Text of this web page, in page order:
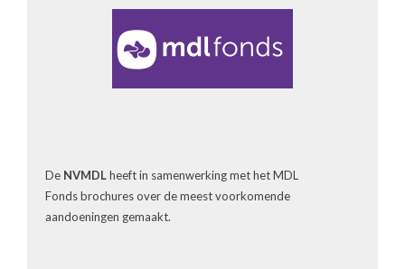
De NVMDLheeft in samenwerking met het MDL
Fonds brochures over de meest voorkomende
aandoeningen gemaakt.